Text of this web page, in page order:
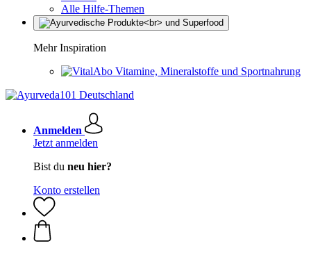
Alle Hilfe-Themen
Mehr Inspiration
Vitamine, Mineralstoffe und Sportnahrung
Anmelden
Jetzt anmelden
Bist du neu hier?
Konto erstellen